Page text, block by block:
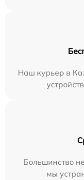
Наш курьер в
Большинство
мы